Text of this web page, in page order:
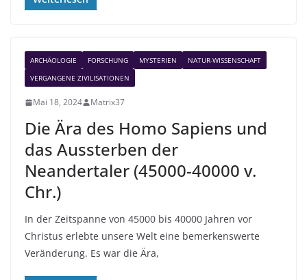
ARCHÄOLOGIE FORSCHUNG MYSTERIEN
NATUR-WISSENSCHAFT
VERGANGENE ZIVILISATIONEN
Mai 18, 2024 Matrix37
Die Ära des Homo Sapiens und
das Aussterben der
Neandertaler (45000-40000 v.
Chr.)
In der Zeitspanne von 45000 bis 40000 Jahren vor
Christus erlebte unsere Welt eine bemerkenswerte
Veränderung. Es war die Ära,